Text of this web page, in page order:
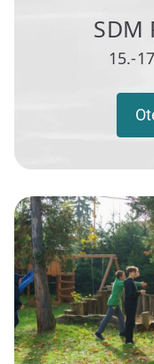
SDM
15.-